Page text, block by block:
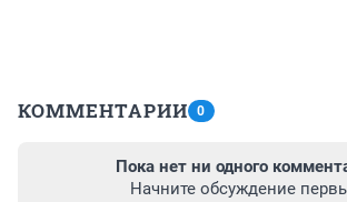
КОММЕНТАРИИ 0
Пока нет ни одного
Начните обсуждение